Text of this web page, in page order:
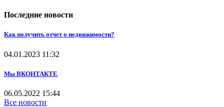
Последние новости
Как получить отчет о недвижимости?
04.01.2023 11:32
Мы ВКОНТАКТЕ
06.05.2022 15:44
Все новости